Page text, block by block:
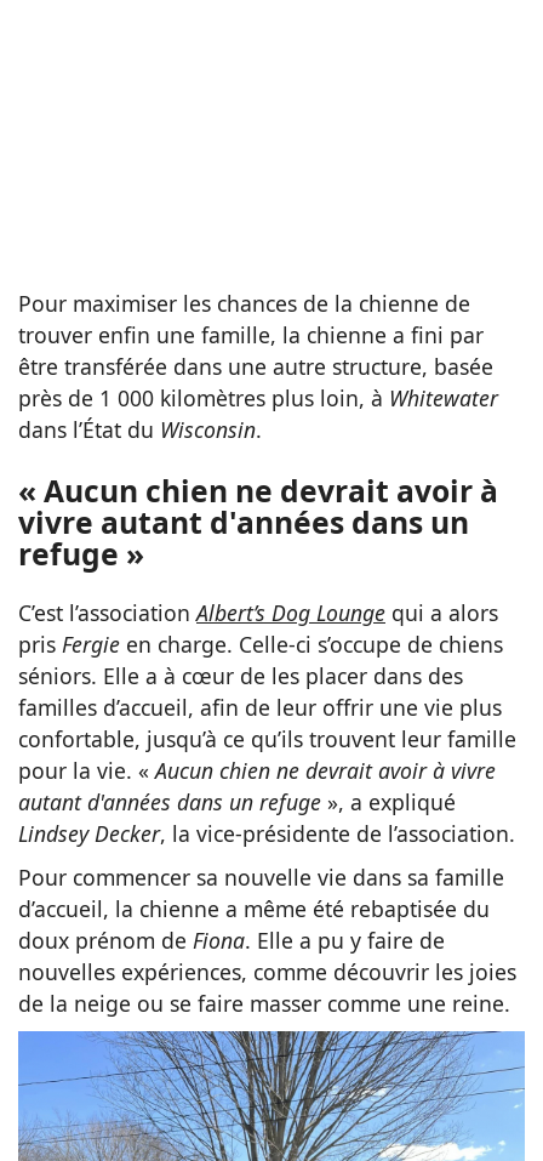
Pour maximiser les chances de la chienne de
trouver enfin une famille, la chienne a fini par
être transférée dans une autre structure, basée
près de 1 000 kilomètres plus loin, à Whitewater
dans l’État du Wisconsin.
« Aucun chien ne devrait avoir à
vivre autant d'années dans un
refuge »
C’est l’associationAlbert’s Dog Lounge qui a alors
pris Fergie en charge. Celle-ci s’occupe de chiens
séniors. Elle a à cœur de les placer dans des
familles d’accueil, afin de leur offrir une vie plus
confortable, jusqu’à ce qu’ils trouvent leur famille
pour la vie. « Aucun chien ne devrait avoir à vivre
autant d'années dans un refuge », a expliqué
Lindsey Decker, la vice-présidente de l’association.
Pour commencer sa nouvelle vie dans sa famille
d’accueil, la chienne a même été rebaptisée du
doux prénom de Fiona. Elle a pu y faire de
nouvelles expériences, comme découvrir les joies
de la neige ou se faire masser comme une reine.